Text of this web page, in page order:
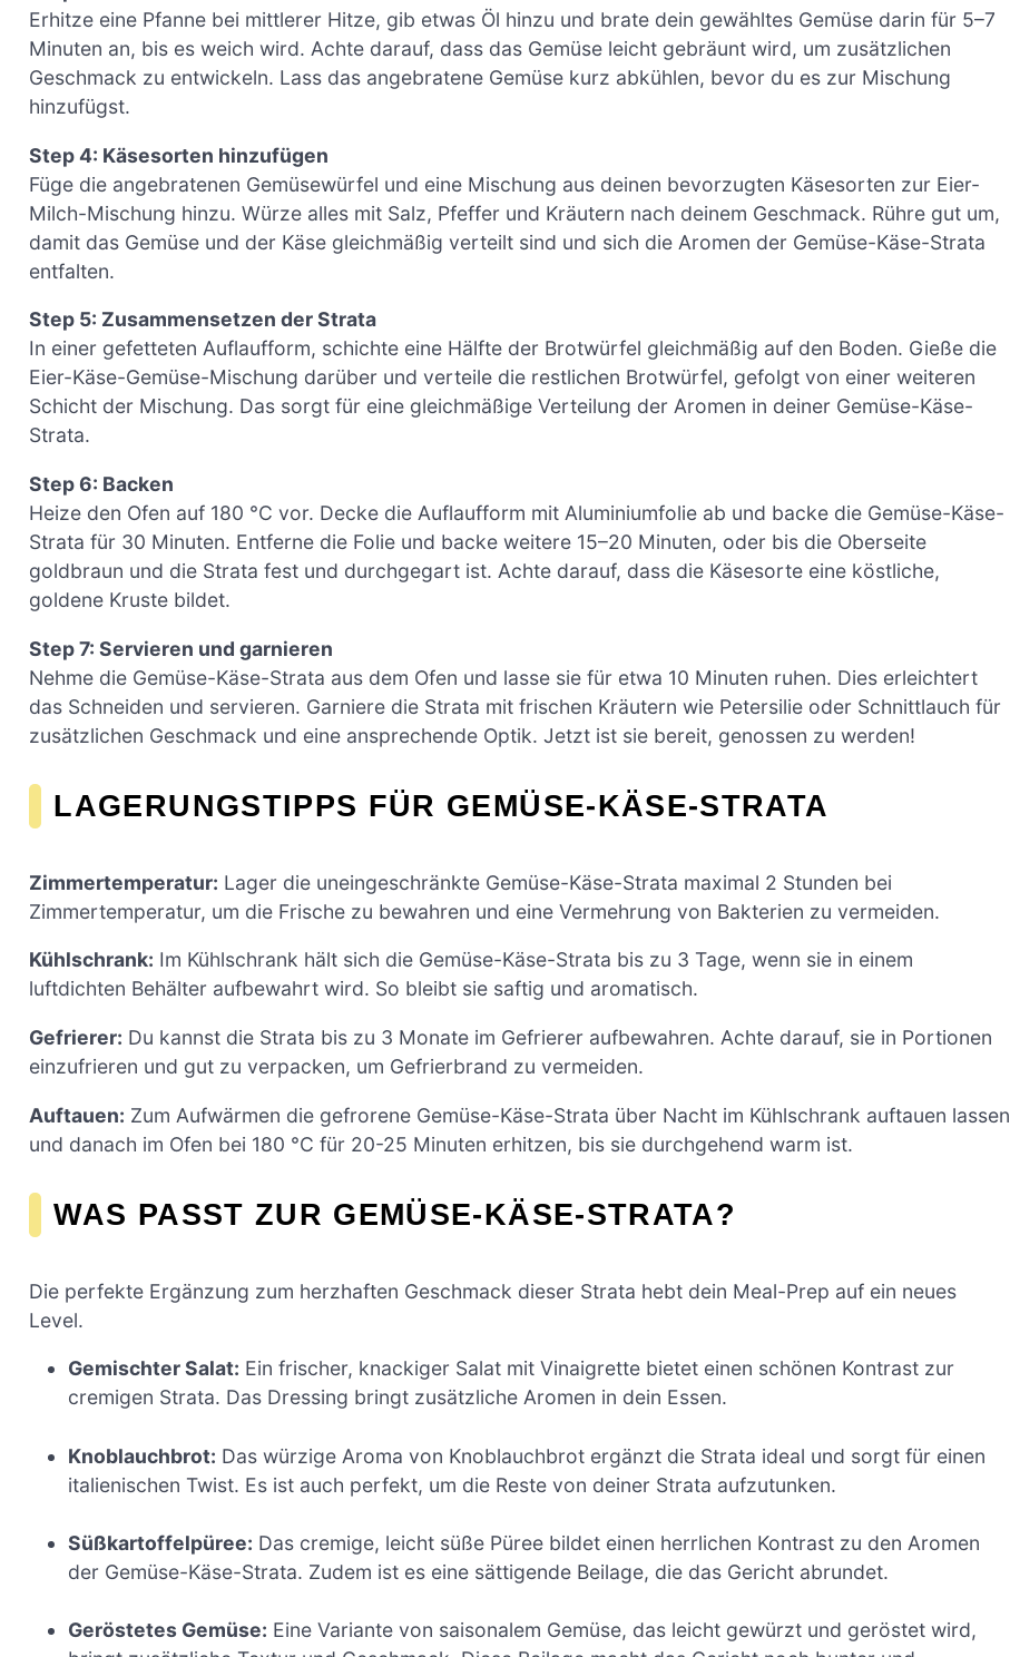
Erhitze eine Pfanne bei mittlerer Hitze, gib etwas Öl hinzu und brate dein gewähltes Gemüse darin für 5–7
Minuten an, bis es weich wird. Achte darauf, dass das Gemüse leicht gebräunt wird, um zusätzlichen
Geschmack zu entwickeln. Lass das angebratene Gemüse kurz abkühlen, bevor du es zur Mischung
hinzufügst.
Step 4: Käsesorten hinzufügen
Füge die angebratenen Gemüsewürfel und eine Mischung aus deinen bevorzugten Käsesorten zur Eier-
Milch-Mischung hinzu. Würze alles mit Salz, Pfeffer und Kräutern nach deinem Geschmack. Rühre gut um,
damit das Gemüse und der Käse gleichmäßig verteilt sind und sich die Aromen der Gemüse-Käse-Strata
entfalten.
Step 5: Zusammensetzen der Strata
In einer gefetteten Auflaufform, schichte eine Hälfte der Brotwürfel gleichmäßig auf den Boden. Gieße die
Eier-Käse-Gemüse-Mischung darüber und verteile die restlichen Brotwürfel, gefolgt von einer weiteren
Schicht der Mischung. Das sorgt für eine gleichmäßige Verteilung der Aromen in deiner Gemüse-Käse-
Strata.
Step 6: Backen
Heize den Ofen auf 180 °C vor. Decke die Auflaufform mit Aluminiumfolie ab und backe die Gemüse-Käse-
Strata für 30 Minuten. Entferne die Folie und backe weitere 15–20 Minuten, oder bis die Oberseite
goldbraun und die Strata fest und durchgegart ist. Achte darauf, dass die Käsesorte eine köstliche,
goldene Kruste bildet.
Step 7: Servieren und garnieren
Nehme die Gemüse-Käse-Strata aus dem Ofen und lasse sie für etwa 10 Minuten ruhen. Dies erleichtert
das Schneiden und servieren. Garniere die Strata mit frischen Kräutern wie Petersilie oder Schnittlauch für
zusätzlichen Geschmack und eine ansprechende Optik. Jetzt ist sie bereit, genossen zu werden!
LAGERUNGSTIPPS FÜR GEMÜSE-KÄSE-STRATA
Zimmertemperatur: Lager die uneingeschränkte Gemüse-Käse-Strata maximal 2 Stunden bei
Zimmertemperatur, um die Frische zu bewahren und eine Vermehrung von Bakterien zu vermeiden.
Kühlschrank: Im Kühlschrank hält sich die Gemüse-Käse-Strata bis zu 3 Tage, wenn sie in einem
luftdichten Behälter aufbewahrt wird. So bleibt sie saftig und aromatisch.
Gefrierer: Du kannst die Strata bis zu 3 Monate im Gefrierer aufbewahren. Achte darauf, sie in Portionen
einzufrieren und gut zu verpacken, um Gefrierbrand zu vermeiden.
Auftauen: Zum Aufwärmen die gefrorene Gemüse-Käse-Strata über Nacht im Kühlschrank auftauen lassen
und danach im Ofen bei 180 °C für 20-25 Minuten erhitzen, bis sie durchgehend warm ist.
WAS PASST ZUR GEMÜSE-KÄSE-STRATA?
Die perfekte Ergänzung zum herzhaften Geschmack dieser Strata hebt dein Meal-Prep auf ein neues
Level.
Gemischter Salat: Ein frischer, knackiger Salat mit Vinaigrette bietet einen schönen Kontrast zur
cremigen Strata. Das Dressing bringt zusätzliche Aromen in dein Essen.
Knoblauchbrot: Das würzige Aroma von Knoblauchbrot ergänzt die Strata ideal und sorgt für einen
italienischen Twist. Es ist auch perfekt, um die Reste von deiner Strata aufzutunken.
Süßkartoffelpüree: Das cremige, leicht süße Püree bildet einen herrlichen Kontrast zu den Aromen
der Gemüse-Käse-Strata. Zudem ist es eine sättigende Beilage, die das Gericht abrundet.
Geröstetes Gemüse: Eine Variante von saisonalem Gemüse, das leicht gewürzt und geröstet wird,